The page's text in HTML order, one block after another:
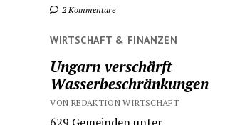
2 Kommentare
WIRTSCHAFT & FINANZEN
Ungarn verschärft
Wasserbeschränkungen
VON REDAKTION WIRTSCHAFT